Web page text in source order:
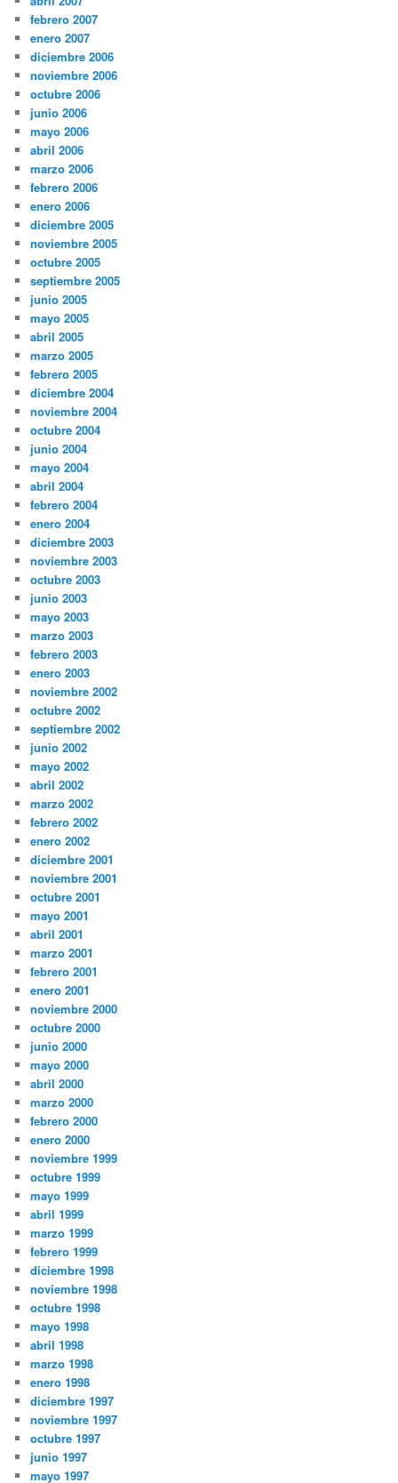
febrero 2007
enero 2007
diciembre 2006
noviembre 2006
octubre 2006
junio 2006
mayo 2006
abril 2006
marzo 2006
febrero 2006
enero 2006
diciembre 2005
noviembre 2005
octubre 2005
septiembre 2005
junio 2005
mayo 2005
abril 2005
marzo 2005
febrero 2005
diciembre 2004
noviembre 2004
octubre 2004
junio 2004
mayo 2004
abril 2004
febrero 2004
enero 2004
diciembre 2003
noviembre 2003
octubre 2003
junio 2003
mayo 2003
marzo 2003
febrero 2003
enero 2003
noviembre 2002
octubre 2002
septiembre 2002
junio 2002
mayo 2002
abril 2002
marzo 2002
febrero 2002
enero 2002
diciembre 2001
noviembre 2001
octubre 2001
mayo 2001
abril 2001
marzo 2001
febrero 2001
enero 2001
noviembre 2000
octubre 2000
junio 2000
mayo 2000
abril 2000
marzo 2000
febrero 2000
enero 2000
noviembre 1999
octubre 1999
mayo 1999
abril 1999
marzo 1999
febrero 1999
diciembre 1998
noviembre 1998
octubre 1998
mayo 1998
abril 1998
marzo 1998
enero 1998
diciembre 1997
noviembre 1997
octubre 1997
junio 1997
mayo 1997